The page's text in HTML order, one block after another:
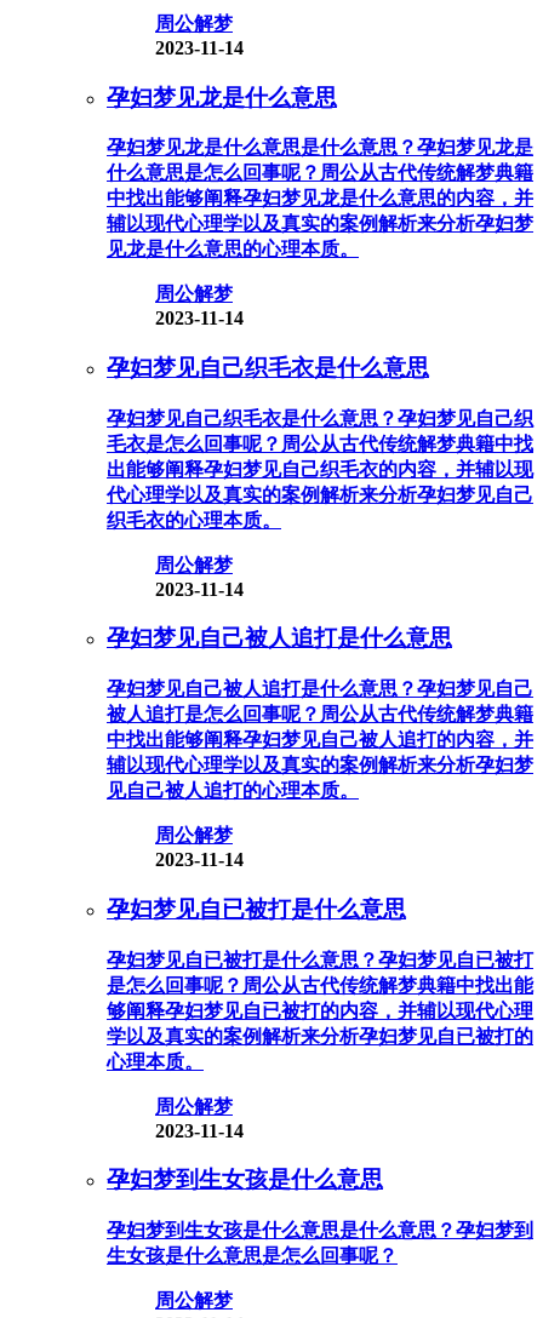
周公解梦
2023-11-14
孕妇梦见龙是什么意思
孕妇梦见龙是什么意思是什么意思？孕妇梦见龙是
什么意思是怎么回事呢？周公从古代传统解梦典籍
中找出能够阐释孕妇梦见龙是什么意思的内容，并
辅以现代心理学以及真实的案例解析来分析孕妇梦
见龙是什么意思的心理本质。
周公解梦
2023-11-14
孕妇梦见自己织毛衣是什么意思
孕妇梦见自己织毛衣是什么意思？孕妇梦见自己织
毛衣是怎么回事呢？周公从古代传统解梦典籍中找
出能够阐释孕妇梦见自己织毛衣的内容，并辅以现
代心理学以及真实的案例解析来分析孕妇梦见自己
织毛衣的心理本质。
周公解梦
2023-11-14
孕妇梦见自己被人追打是什么意思
孕妇梦见自己被人追打是什么意思？孕妇梦见自己
被人追打是怎么回事呢？周公从古代传统解梦典籍
中找出能够阐释孕妇梦见自己被人追打的内容，并
辅以现代心理学以及真实的案例解析来分析孕妇梦
见自己被人追打的心理本质。
周公解梦
2023-11-14
孕妇梦见自已被打是什么意思
孕妇梦见自已被打是什么意思？孕妇梦见自已被打
是怎么回事呢？周公从古代传统解梦典籍中找出能
够阐释孕妇梦见自已被打的内容，并辅以现代心理
学以及真实的案例解析来分析孕妇梦见自已被打的
心理本质。
周公解梦
2023-11-14
孕妇梦到生女孩是什么意思
孕妇梦到生女孩是什么意思是什么意思？孕妇梦到
生女孩是什么意思是怎么回事呢？
周公解梦